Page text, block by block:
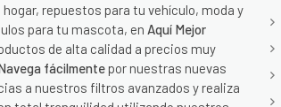
hogar, repuestos para tu vehículo, moda y
para tu mascota, en Aquí Mejor
de alta calidad a precios muy
fácilmente por nuestras nuevas
a nuestros filtros avanzados y realiza